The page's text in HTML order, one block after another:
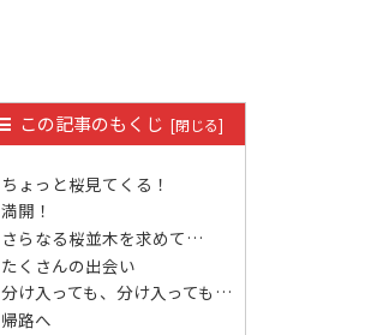
この記事のもくじ
ちょっと桜見てくる！
満開！
さらなる桜並木を求めて…
たくさんの出会い
分け入っても、分け入っても…
帰路へ